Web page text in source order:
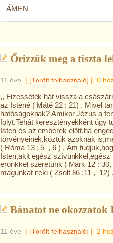
ÁMEN
Őrizzük meg a tiszta
11 éve | [Törölt felhasználó] | 0
,, Fizessétek hát vissza a
az Istené ( Máté 22 : 21) . Mivel
hatóságoknak? Amikor Jézus a
folyt.Tehát keresztényekként úgy
Isten és az emberek előtt,ha
törvényeinek,köztük azoknak
( Róma 13 : 5 , 6 ) . Ám
Isten,akit egész
erőnkkel szeretünk ( Mark 12 :
magunkat neki ( Zsolt 86 :11 , 12) .
Bánatot ne okozzatok
11 éve | [Törölt felhasználó] | 2